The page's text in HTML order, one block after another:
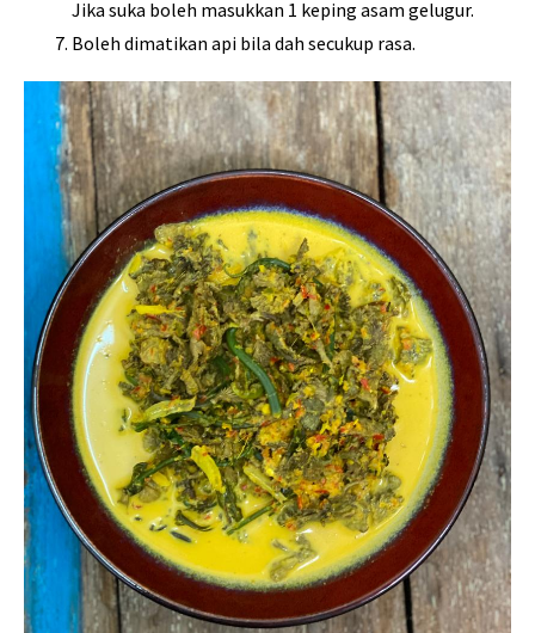
Jika suka boleh masukkan 1 keping asam gelugur.
Boleh dimatikan api bila dah secukup rasa.